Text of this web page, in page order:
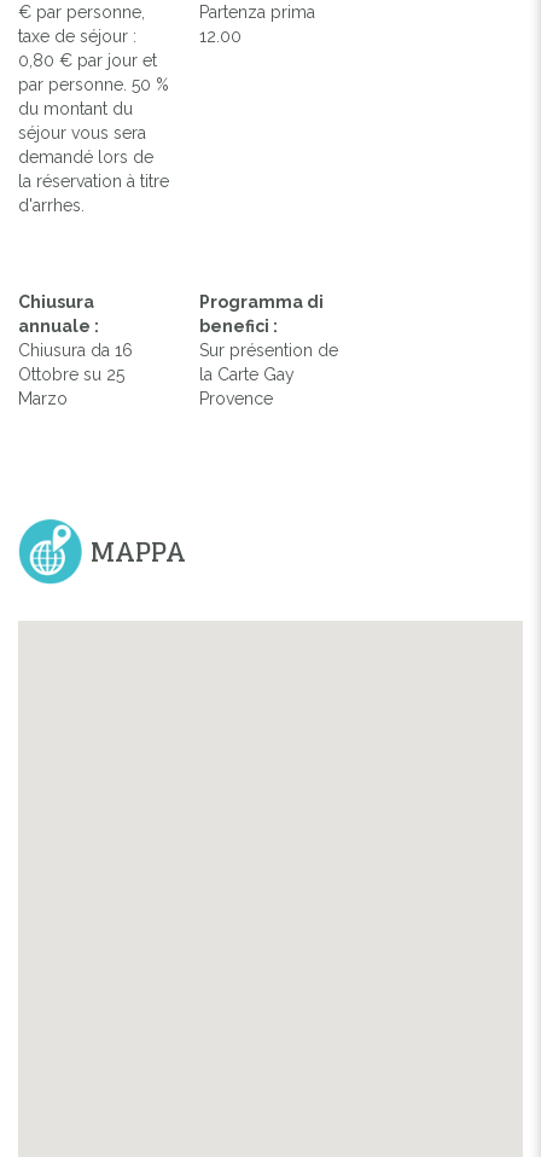
€ par personne,
taxe de séjour :
0,80 € par jour et
par personne. 50 %
du montant du
séjour vous sera
demandé lors de
la réservation à titre
d'arrhes.
Partenza prima
12.00
Chiusura
annuale :
Chiusura da 16
Ottobre su 25
Marzo
Programma di
benefici :
Sur présention de
la Carte Gay
Provence
MAPPA